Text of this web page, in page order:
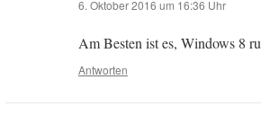
6. Oktober 2016 um 16:36 Uhr
Am Besten ist es, Windows 8
Antworten